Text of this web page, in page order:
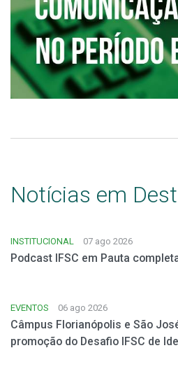
Notícias em
INSTITUCIONAL 07 ago 2026
Podcast IFSC em Pauta
EVENTOS 06 ago 2026
Câmpus Florianópolis e São
promoção do Desafio IFSC de